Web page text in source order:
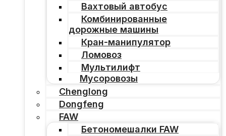
Вахтовый автобус
Комбинированные
дорожные машины
Кран-манипулятор
Ломовоз
Мультилифт
Мусоровозы
Chenglong
Dongfeng
FAW
Бетономешалки FAW